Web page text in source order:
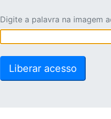
Digite a palavra na imagem